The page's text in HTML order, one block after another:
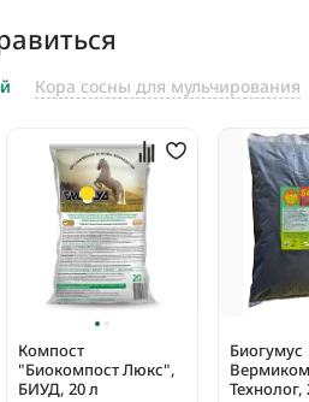
Кора сосны для мульчирования
Компост
"Биокомпост Люкс",
БИУД, 20 л
Биогумус
Технолог,